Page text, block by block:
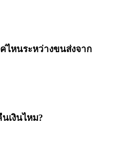
ไหนระหว่างขนส่งจาก
เงินไหม?